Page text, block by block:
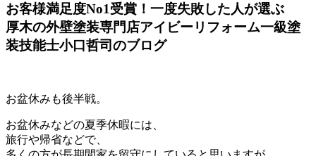
お客様満足度No1受賞！一度失敗した人が選ぶ
厚木の外壁塗装専門店アイビーリフォーム一級塗
装技能士小口哲司のブログ
お盆休みも後半戦。
お盆休みなどの夏季休暇には、
旅行や帰省などで、